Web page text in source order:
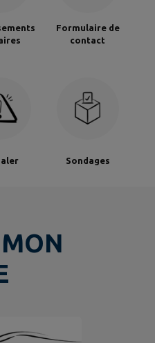
Formulaire de
contact
Sondages
MON